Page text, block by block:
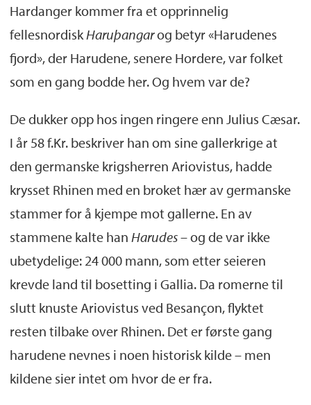
Hardanger kommer fra et opprinnelig
fellesnordiskHaruþangarog betyr «Harudenes
fjord», der Harudene, senere Hordere, var folket
som en gang bodde her. Og hvem var de?
De dukker opp hos ingen ringere enn Julius Cæsar.
I år 58 f.Kr. beskriver han om sine gallerkrige at
den germanske krigsherren Ariovistus, hadde
krysset Rhinen med en broket hær av germanske
stammer for å kjempe mot gallerne. En av
stammene kalte han Harudes– og de var ikke
ubetydelige: 24 000 mann, som etter seieren
krevde land til bosetting i Gallia. Da romerne til
slutt knuste Ariovistus ved Besançon, flyktet
resten tilbake over Rhinen. Det er første gang
harudene nevnes i noen historisk kilde – men
kildene sier intet om hvor de er fra.